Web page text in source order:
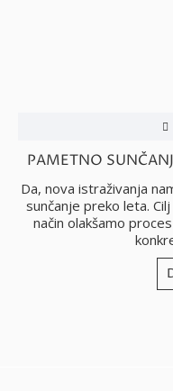
PAMETNO
Da, nova istraživanja
sunčanje preko leta.
način olakšamo